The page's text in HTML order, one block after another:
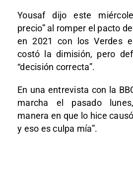
Yousaf dijo este
precio” al romper el pacto
en 2021 con los Verdes
costó la dimisión, pero
“decisión correcta”.
En una entrevista con la
marcha el pasado
manera en que lo hice
y eso es culpa mía”.